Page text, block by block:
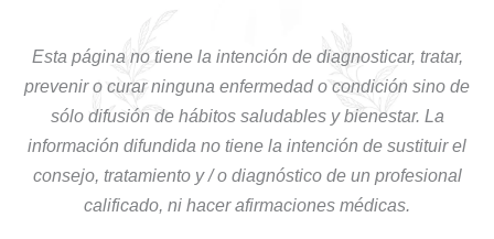
Esta página no tiene la intención de diagnosticar, tratar,
prevenir o curar ninguna enfermedad o condición sino de
sólo difusión de hábitos saludables y bienestar. La
información difundida no tiene la intención de sustituir el
consejo, tratamiento y / o diagnóstico de un profesional
calificado, ni hacer afirmaciones médicas.